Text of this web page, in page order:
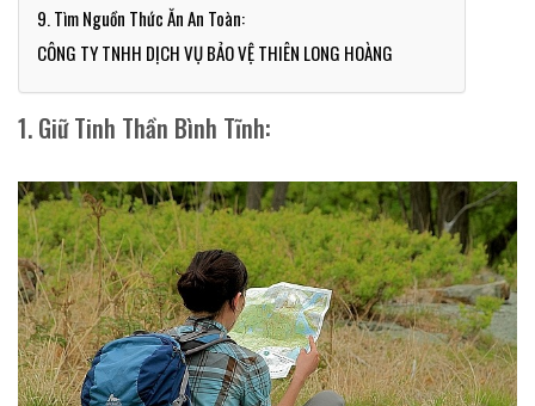
9. Tìm Nguồn Thức Ăn An Toàn:
CÔNG TY TNHH DỊCH VỤ BẢO VỆ THIÊN LONG HOÀNG
1. Giữ Tinh Thần Bình Tĩnh: